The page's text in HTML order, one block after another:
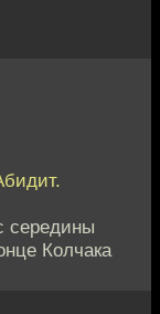
середины
Колчака